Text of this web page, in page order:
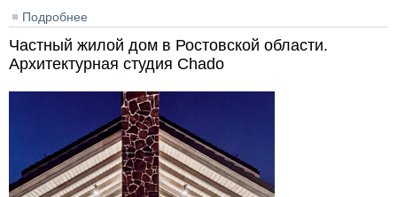
Подробнее
Частный жилой дом в Ростовской области.
Архитектурная студия Chado